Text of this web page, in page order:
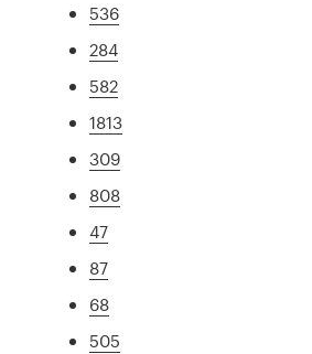
536
284
582
1813
309
808
47
87
68
505